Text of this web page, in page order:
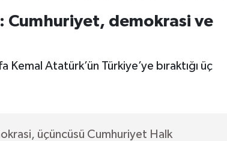
Cumhuriyet, demokrasi ve
Kemal Atatürk’ün Türkiye’ye bıraktığı üç
üçüncüsü Cumhuriyet Halk